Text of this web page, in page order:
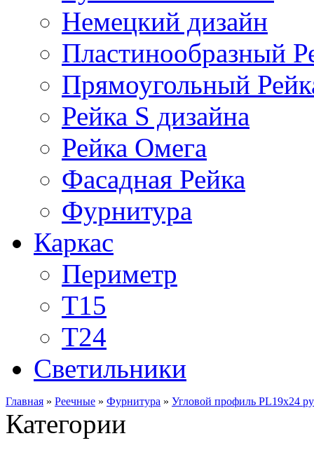
Немецкий дизайн
Пластинообразный
Прямоугольный
Рейка S дизайна
Рейка Омега
Фасадная Рейка
Фурнитура
Каркас
Периметр
Т15
Т24
Светильники
Главная » Реечные » Фурнитура » Угловой профиль PL19x24
Категории